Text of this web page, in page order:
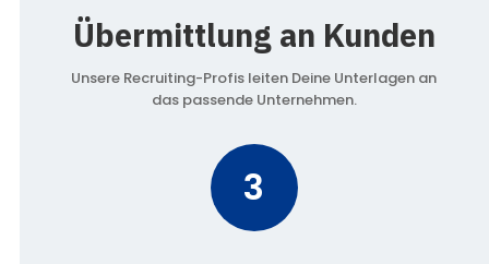
Übermittlung an Kunden
Unsere Recruiting-Profis leiten Deine Unterlagen an
das passende Unternehmen.
3